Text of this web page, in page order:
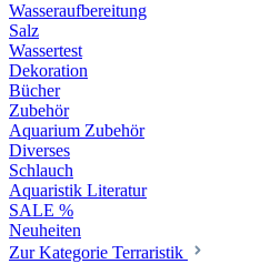
Wasseraufbereitung
Salz
Wassertest
Dekoration
Bücher
Zubehör
Aquarium Zubehör
Diverses
Schlauch
Aquaristik Literatur
SALE %
Neuheiten
Zur Kategorie Terraristik